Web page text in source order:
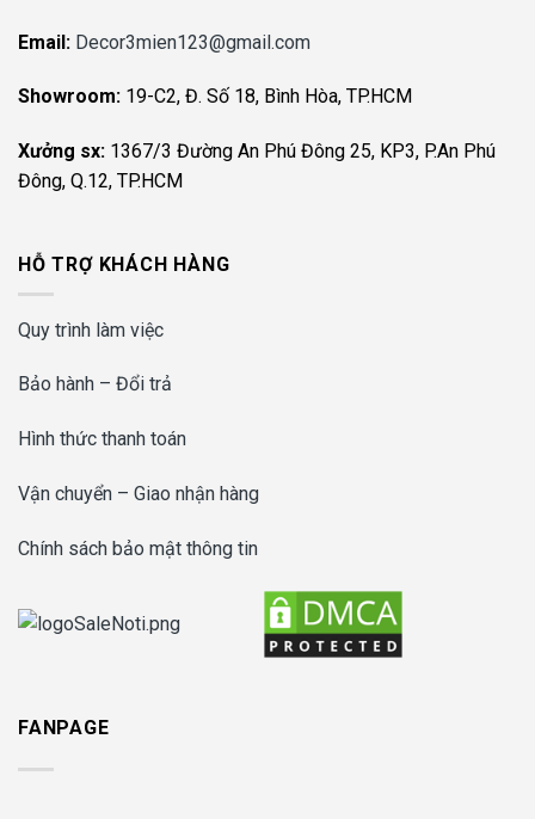
Email: Decor3mien123@gmail.com
Showroom: 19-C2, Đ. Số 18, Bình Hòa, TP.HCM
Xưởng sx: 1367/3 Đường An Phú Đông 25, KP3, P.An Phú
Đông, Q.12, TP.HCM
HỖ TRỢ KHÁCH HÀNG
Quy trình làm việc
Bảo hành – Đổi trả
Hình thức thanh toán
Vận chuyển – Giao nhận hàng
Chính sách bảo mật thông tin
FANPAGE